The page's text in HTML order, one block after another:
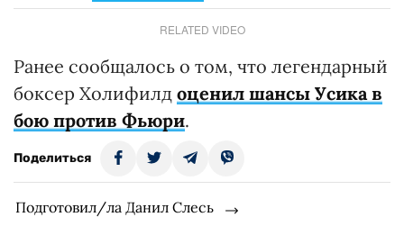
RELATED VIDEO
Ранее сообщалось о том, что легендарный
боксер Холифилд оценил шансы Усика в
бою против Фьюри.
Поделиться
Подготовил/ла Данил Слесь